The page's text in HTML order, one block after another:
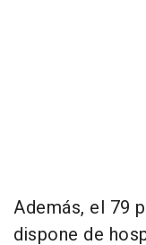
Además, el 79
dispone de